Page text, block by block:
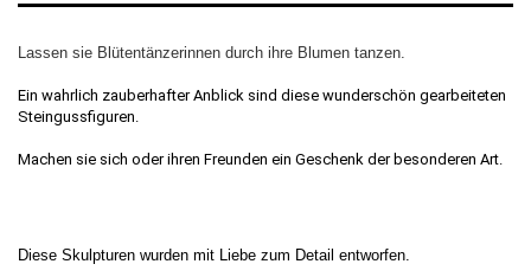
Lassen sie Blütentänzerinnen durch ihre Blumen tanzen.
Ein wahrlich zauberhafter Anblick sind diese wunderschön gearbeiteten
Steingussfiguren.
Machen sie sich oder ihren Freunden ein Geschenk der besonderen Art.
Diese Skulpturen wurden mit Liebe zum Detail entworfen.